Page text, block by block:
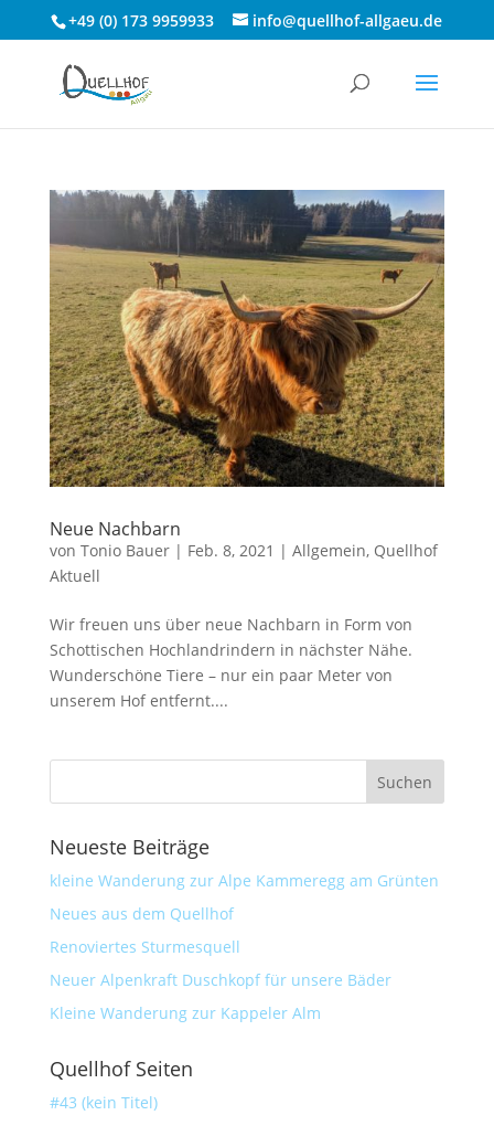
+49 (0) 173 9959933 info@quellhof-allgaeu.de
Neue Nachbarn
von Tonio Bauer| Feb. 8, 2021 | Allgemein, Quellhof
Aktuell
Wir freuen uns über neue Nachbarn in Form von
Schottischen Hochlandrindern in nächster Nähe.
Wunderschöne Tiere – nur ein paar Meter von
unserem Hof entfernt....
Neueste Beiträge
kleine Wanderung zur Alpe Kammeregg am Grünten
Neues aus dem Quellhof
Renoviertes Sturmesquell
Neuer Alpenkraft Duschkopf für unsere Bäder
Kleine Wanderung zur Kappeler Alm
Quellhof Seiten
#43 (kein Titel)